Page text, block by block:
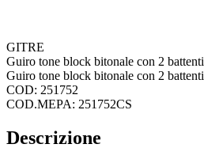
GITRE
Guiro tone block bitonale con 2 battenti
Guiro tone block bitonale con 2 battenti
COD: 251752
COD.MEPA: 251752CS
Descrizione